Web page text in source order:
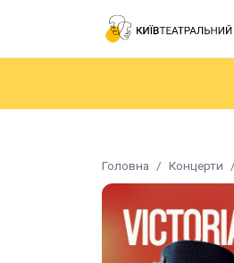
Головна Концерти